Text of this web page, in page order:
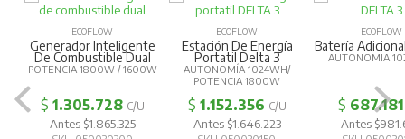
ECOFLOW
Generador Inteligente
De Combustible Dual
POTENCIA 1800W / 1600W
$ 1.305.728 C/U
Antes $1.865.325
ECOFLOW
Estación De Energía
Portatil Delta 3
AUTONOMÍA 1024WH/
POTENCIA 1800W
$ 1.152.356 C/U
Antes $1.646.223
ECOFLOW
Batería
AUTONOMIA
$ 687.181
Antes